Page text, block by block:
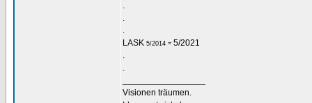
.
.
.
LASK 5/2014 = 5/2021
.
.
Visionen träumen.